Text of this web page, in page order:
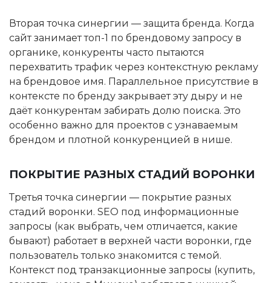
Вторая точка синергии — защита бренда. Когда
сайт занимает топ-1 по брендовому запросу в
органике, конкуренты часто пытаются
перехватить трафик через контекстную рекламу
на брендовое имя. Параллельное присутствие в
контексте по бренду закрывает эту дыру и не
даёт конкурентам забирать долю поиска. Это
особенно важно для проектов с узнаваемым
брендом и плотной конкуренцией в нише.
ПОКРЫТИЕ РАЗНЫХ СТАДИЙ ВОРОНКИ
Третья точка синергии — покрытие разных
стадий воронки. SEO под информационные
запросы (как выбрать, чем отличается, какие
бывают) работает в верхней части воронки, где
пользователь только знакомится с темой.
Контекст под транзакционные запросы (купить,